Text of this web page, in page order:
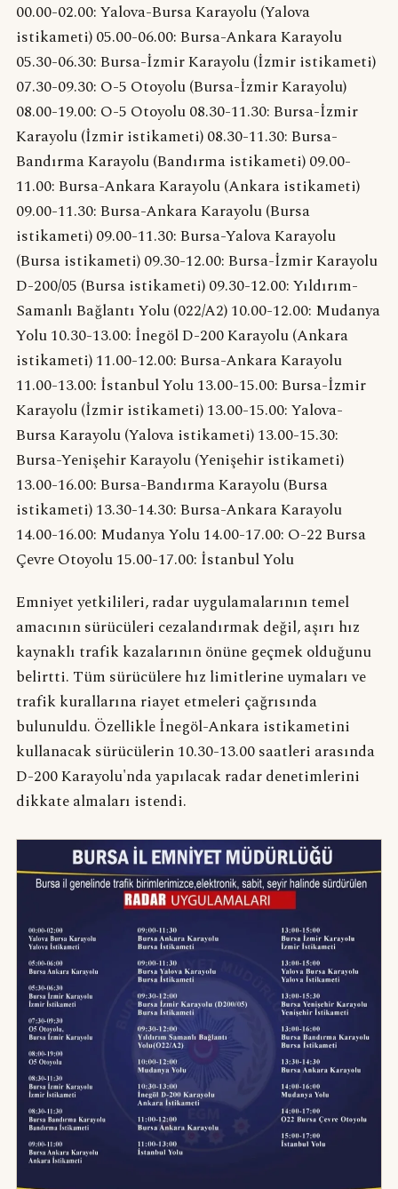
00.00-02.00: Yalova-Bursa Karayolu (Yalova
istikameti) 05.00-06.00: Bursa-Ankara Karayolu
05.30-06.30: Bursa-İzmir Karayolu (İzmir istikameti)
07.30-09.30: O-5 Otoyolu (Bursa-İzmir Karayolu)
08.00-19.00: O-5 Otoyolu 08.30-11.30: Bursa-İzmir
Karayolu (İzmir istikameti) 08.30-11.30: Bursa-
Bandırma Karayolu (Bandırma istikameti) 09.00-
11.00: Bursa-Ankara Karayolu (Ankara istikameti)
09.00-11.30: Bursa-Ankara Karayolu (Bursa
istikameti) 09.00-11.30: Bursa-Yalova Karayolu
(Bursa istikameti) 09.30-12.00: Bursa-İzmir Karayolu
D-200/05 (Bursa istikameti) 09.30-12.00: Yıldırım-
Samanlı Bağlantı Yolu (022/A2) 10.00-12.00: Mudanya
Yolu 10.30-13.00: İnegöl D-200 Karayolu (Ankara
istikameti) 11.00-12.00: Bursa-Ankara Karayolu
11.00-13.00: İstanbul Yolu 13.00-15.00: Bursa-İzmir
Karayolu (İzmir istikameti) 13.00-15.00: Yalova-
Bursa Karayolu (Yalova istikameti) 13.00-15.30:
Bursa-Yenişehir Karayolu (Yenişehir istikameti)
13.00-16.00: Bursa-Bandırma Karayolu (Bursa
istikameti) 13.30-14.30: Bursa-Ankara Karayolu
14.00-16.00: Mudanya Yolu 14.00-17.00: O-22 Bursa
Çevre Otoyolu 15.00-17.00: İstanbul Yolu
Emniyet yetkilileri, radar uygulamalarının temel
amacının sürücüleri cezalandırmak değil, aşırı hız
kaynaklı trafik kazalarının önüne geçmek olduğunu
belirtti. Tüm sürücülere hız limitlerine uymaları ve
trafik kurallarına riayet etmeleri çağrısında
bulunuldu. Özellikle İnegöl-Ankara istikametini
kullanacak sürücülerin 10.30-13.00 saatleri arasında
D-200 Karayolu'nda yapılacak radar denetimlerini
dikkate almaları istendi.